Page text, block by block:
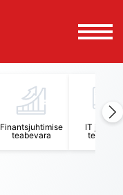
Finantsjuhtimise
teabevara
IT